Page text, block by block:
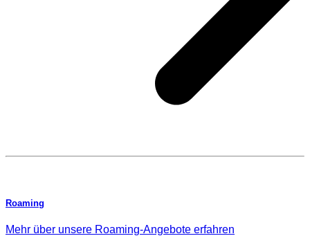
Roaming
Mehr über unsere Roaming-Angebote erfahren